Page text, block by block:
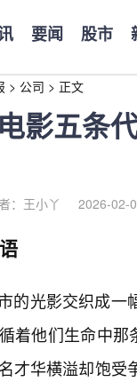
要闻 股市
> 公司 > 正文
影五条
：王小丫 2026-02-
的光影交织成一
着他们生命中那
才华横溢却饱